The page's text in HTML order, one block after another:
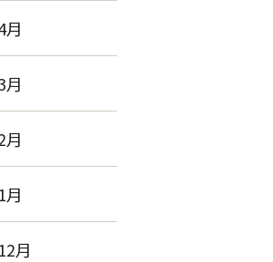
月
月
月
月
月